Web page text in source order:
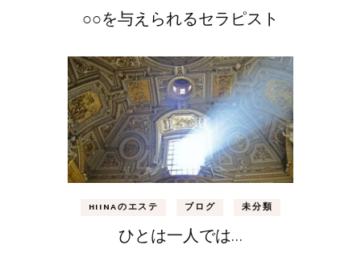
○○を与えられるセラピスト
HIINAのエステ ブログ 未分類
ひとは一人では…